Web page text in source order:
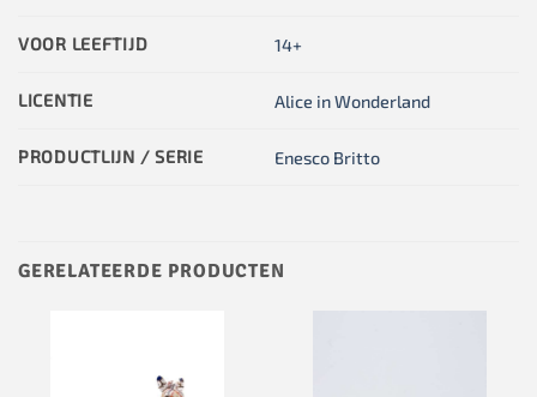
VOOR LEEFTIJD 14+
LICENTIE Alice in Wonderland
PRODUCTLIJN / SERIE Enesco Britto
GERELATEERDE PRODUCTEN